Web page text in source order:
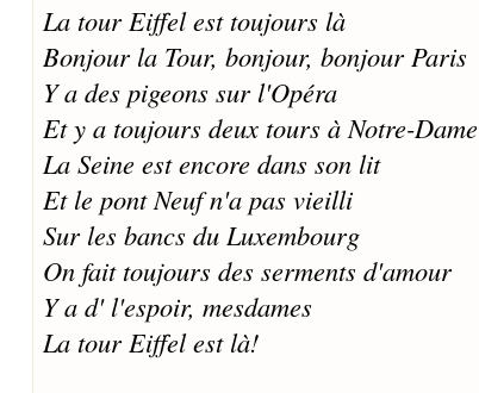
La tour Eiffel est toujours là
Bonjour la Tour, bonjour, bonjour Paris
Y a des pigeons sur l'Opéra
Et y a toujours deux tours à Notre-Dame
La Seine est encore dans son lit
Et le pont Neuf n'a pas vieilli
Sur les bancs du Luxembourg
On fait toujours des serments d'amour
Y a d' l'espoir, mesdames
La tour Eiffel est là!